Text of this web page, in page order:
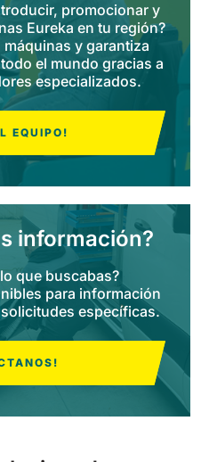
3645 m²/h
3900 m²/h
4560 m²/h
4980 m²/h
18840 m²/h
29400 m²/h
promocionar y
Eureka en tu región?
y garantiza
el mundo gracias a
especializados.
EQUIPO!
información?
que buscabas?
para información
específicas.